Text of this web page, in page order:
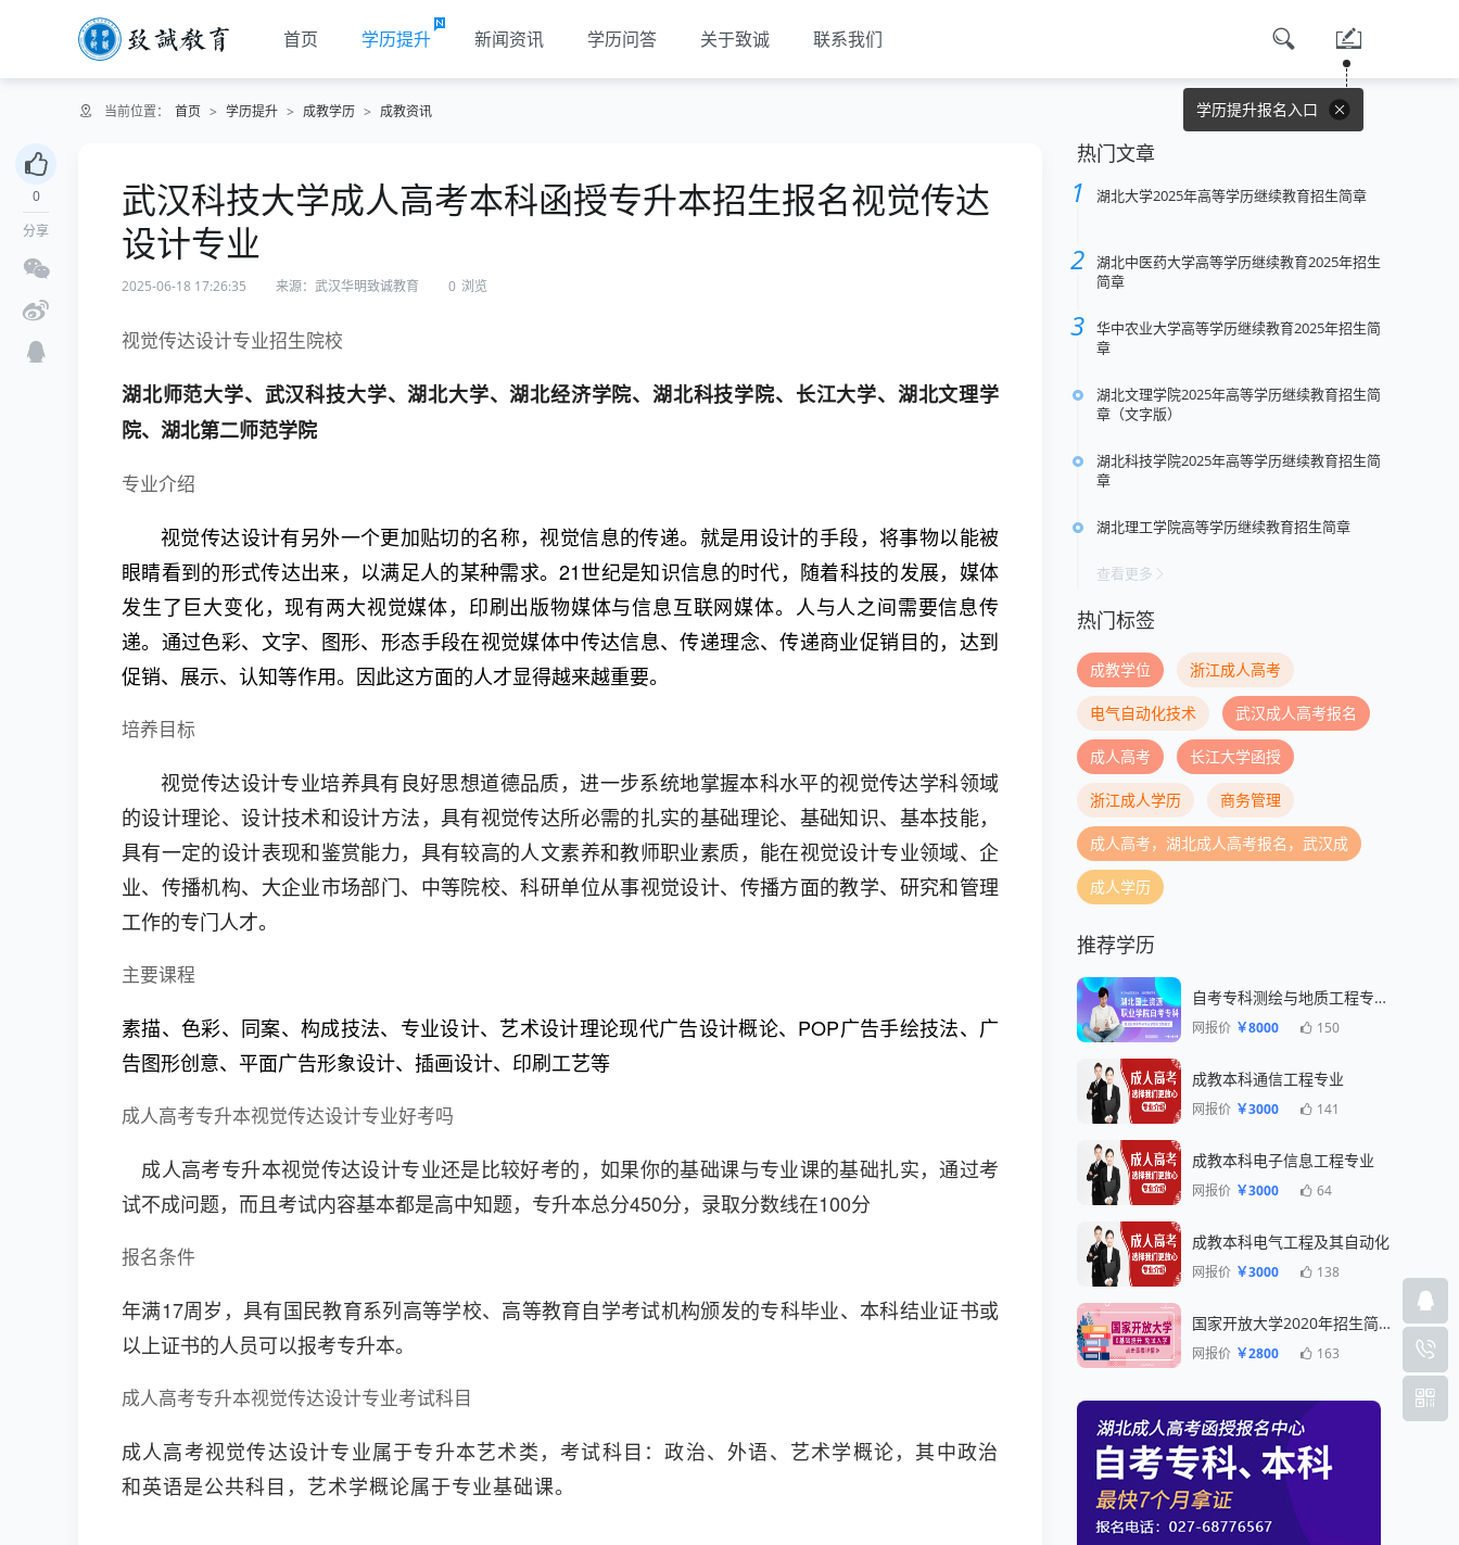
首页 学历提升 新闻资讯 学历问答 关于致诚 联系我们
学历提升报名入口
当前位置： 首页 > 学历提升 > 成教学历 > 成教资讯
0
分享
武汉科技大学成人高考本科函授专升本招生报名视觉传达
设计专业
2025-06-18 17:26:35 来源：武汉华明致诚教育 0 浏览
视觉传达设计专业招生院校
湖北师范大学、武汉科技大学、湖北大学、湖北经济学院、湖北科技学院、长江大学、湖北文理学
院、湖北第二师范学院
专业介绍
视觉传达设计有另外一个更加贴切的名称，视觉信息的传递。就是用设计的手段，将事物以能被
眼睛看到的形式传达出来，以满足人的某种需求。21世纪是知识信息的时代，随着科技的发展，媒体
发生了巨大变化，现有两大视觉媒体，印刷出版物媒体与信息互联网媒体。人与人之间需要信息传
递。通过色彩、文字、图形、形态手段在视觉媒体中传达信息、传递理念、传递商业促销目的，达到
促销、展示、认知等作用。因此这方面的人才显得越来越重要。
培养目标
视觉传达设计专业培养具有良好思想道德品质，进一步系统地掌握本科水平的视觉传达学科领域
的设计理论、设计技术和设计方法，具有视觉传达所必需的扎实的基础理论、基础知识、基本技能，
具有一定的设计表现和鉴赏能力，具有较高的人文素养和教师职业素质，能在视觉设计专业领域、企
业、传播机构、大企业市场部门、中等院校、科研单位从事视觉设计、传播方面的教学、研究和管理
工作的专门人才。
主要课程
素描、色彩、同案、构成技法、专业设计、艺术设计理论现代广告设计概论、POP广告手绘技法、广
告图形创意、平面广告形象设计、插画设计、印刷工艺等
成人高考专升本视觉传达设计专业好考吗
成人高考专升本视觉传达设计专业还是比较好考的，如果你的基础课与专业课的基础扎实，通过考
试不成问题，而且考试内容基本都是高中知题，专升本总分450分，录取分数线在100分
报名条件
年满17周岁，具有国民教育系列高等学校、高等教育自学考试机构颁发的专科毕业、本科结业证书或
以上证书的人员可以报考专升本。
成人高考专升本视觉传达设计专业考试科目
成人高考视觉传达设计专业属于专升本艺术类，考试科目：政治、外语、艺术学概论，其中政治
和英语是公共科目，艺术学概论属于专业基础课。
热门文章
湖北大学2025年高等学历继续教育招生简章
湖北中医药大学高等学历继续教育2025年招生
简章
华中农业大学高等学历继续教育2025年招生简
章
湖北文理学院2025年高等学历继续教育招生简
章（文字版）
湖北科技学院2025年高等学历继续教育招生简
章
湖北理工学院高等学历继续教育招生简章
查看更多
热门标签
成教学位 浙江成人高考
电气自动化技术 武汉成人高考报名
成人高考 长江大学函授
浙江成人学历 商务管理
成人高考，湖北成人高考报名，武汉成
成人学历
推荐学历
自考专科测绘与地质工程专业一年毕业
网报价 ￥8000 150
成教本科通信工程专业
网报价 ￥3000 141
成教本科电子信息工程专业
网报价 ￥3000 64
成教本科电气工程及其自动化
网报价 ￥3000 138
国家开放大学2020年招生简章
网报价 ￥2800 163